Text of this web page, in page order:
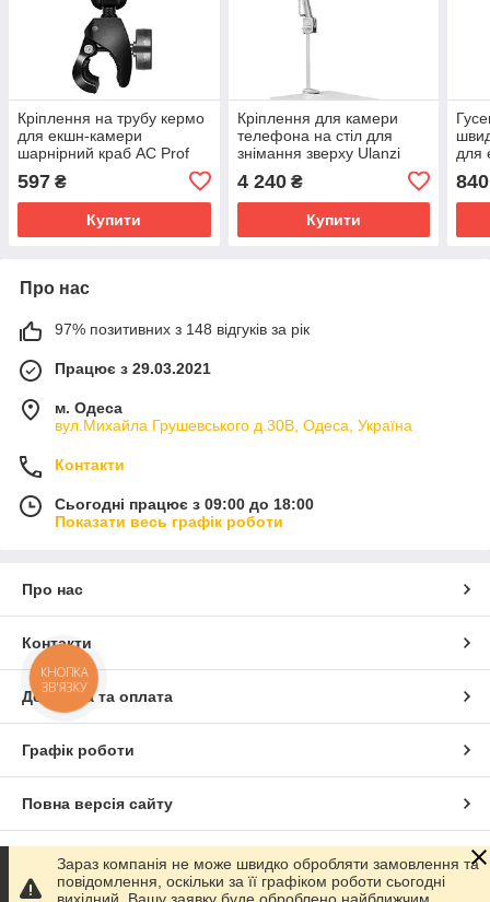
Кріплення на трубу кермо
для екшн-камери
шарнірний краб AC Prof
597 ₴
Купити
Кріплення для камери
телефона на стіл для
знімання зверху Ulanzi
4 240₴
Купити
для
840
Про нас
97% позитивних з 148 відгуків за рік
Працює з 29.03.2021
м. Одеса
вул.Михайла Грушевського д.30В, Одеса, Україна
Контакти
Сьогодні працює з 09:00 до 18:00
Показати весь графік роботи
Про нас
Контакти
Доставка та оплата
Графік роботи
Повна версія сайту
Сайт створено на маркетплейсі Prom.ua
Зараз компанія не може швидко обробляти замовлення та
повідомлення, оскільки за її графіком роботи сьогодні
КНОПКА
ЗВ'ЯЗКУ